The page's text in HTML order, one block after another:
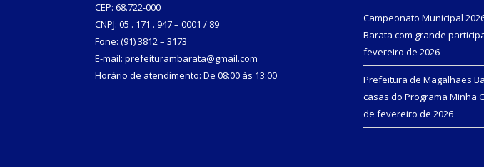
CEP: 68.722-000
CNPJ: 05 . 171 . 947 – 0001 / 89
Fone: (91) 3812 – 3173
E-mail: prefeiturambarata@gmail.com
Horário de atendimento: De 08:00 às 13:00
Campeonato Municipal
Barata com grande
fevereiro de 2026
Prefeitura de Magalhães
casas do Programa Minha
de fevereiro de 2026